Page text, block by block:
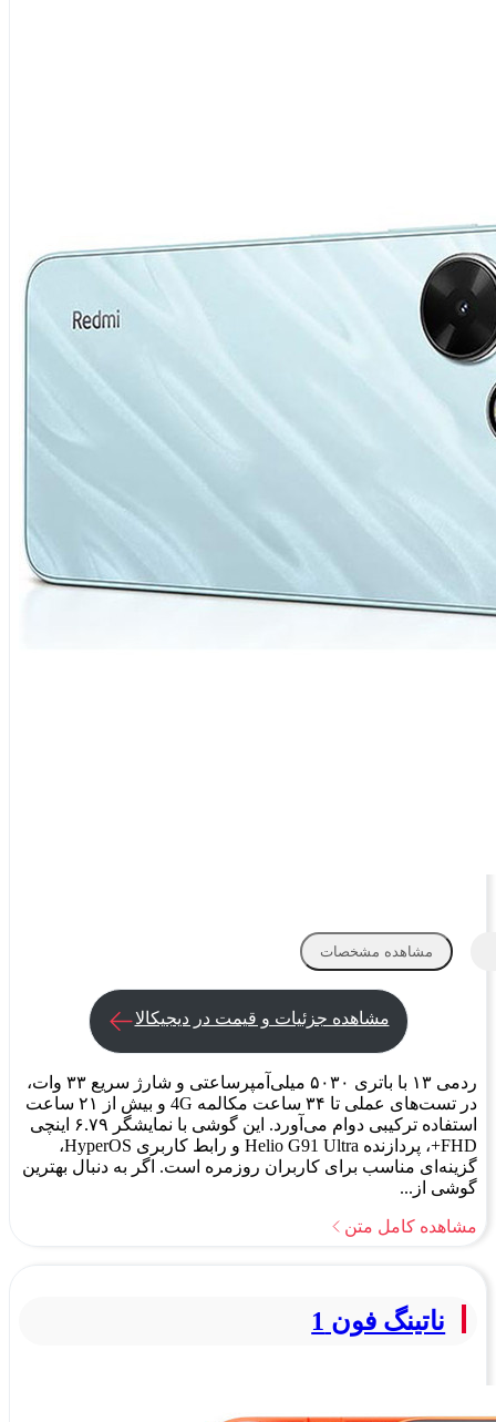
مشاهده مشخصات
مشاهده جزئیات و قیمت در دیجیکالا
ردمی ۱۳ با باتری ۵۰۳۰ میلی‌آمپرساعتی و شارژ سریع ۳۳ وات،
در تست‌های عملی تا ۳۴ ساعت مکالمه 4G و بیش از ۲۱ ساعت
استفاده ترکیبی دوام می‌آورد. این گوشی با نمایشگر ۶.۷۹ اینچی
FHD+، پردازنده Helio G91 Ultra و رابط کاربری HyperOS،
گزینه‌ای مناسب برای کاربران روزمره است. اگر به دنبال بهترین
گوشی از...
مشاهده کامل متن
ناتینگ فون 1